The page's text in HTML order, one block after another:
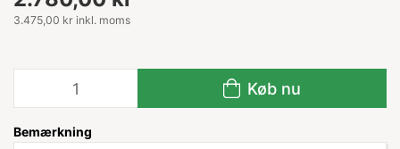
3.475,00 kr inkl. moms
Køb nu
Bemærkning